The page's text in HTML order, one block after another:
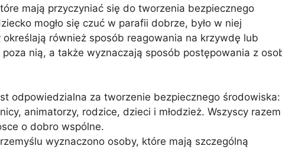
mają przyczyniać się do tworzenia bezpiecznego
mogło się czuć w parafii dobrze, było w niej
również sposób reagowania na krzywdę lub
nią, a także wyznaczają sposób postępowania z
odpowiedzialna za tworzenie bezpiecznego środowiska:
animatorzy, rodzice, dzieci i młodzież. Wszyscy razem
o dobro wspólne.
wyznaczono osoby, które mają szczególną